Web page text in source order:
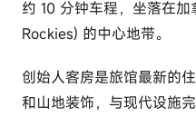
约 10 分钟车程，坐落在
Rockies) 的中心地带。
创始人客房是旅馆最新的
和山地装饰，与现代设施